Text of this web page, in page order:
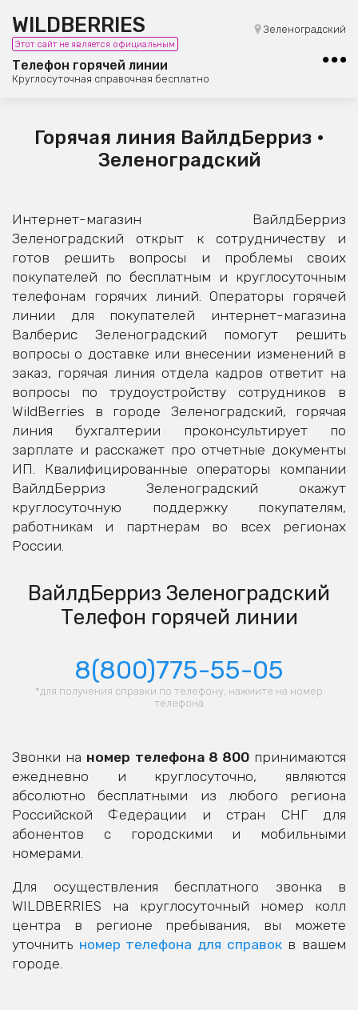
WILDBERRIES
Этот сайт не является официальным
Телефон горячей линии
Круглосуточная справочная бесплатно
Зеленоградский
8 (800) 101-42-23
Бесплатная юридическая консультация
Горячая линия ВайлдБерриз •
Зеленоградский
Интернет-магазин ВайлдБерриз
Зеленоградский открыт к сотрудничеству и
готов решить вопросы и проблемы своих
покупателей по бесплатным и круглосуточным
телефонам горячих линий. Операторы горячей
линии для покупателей интернет-магазина
Валберис Зеленоградский помогут решить
вопросы о доставке или внесении изменений в
заказ, горячая линия отдела кадров ответит на
вопросы по трудоустройству сотрудников в
WildBerries в городе Зеленоградский, горячая
линия бухгалтерии проконсультирует по
зарплате и расскажет про отчетные документы
ИП. Квалифицированные операторы компании
ВайлдБерриз Зеленоградский окажут
круглосуточную поддержку покупателям,
работникам и партнерам во всех регионах
России.
ВайлдБерриз Зеленоградский
Телефон горячей линии
8(800)775-55-05
*для получения справки по телефону, нажмите на номер
телефона
Звонки на номер телефона 8 800принимаются
ежедневно и круглосуточно, являются
абсолютно бесплатными из любого региона
Российской Федерации и стран СНГ для
абонентов с городскими и мобильными
номерами.
Для осуществления бесплатного звонка в
WILDBERRIES на круглосуточный номер колл
центра в регионе пребывания, вы можете
уточнить номер телефона для справокв вашем
городе.